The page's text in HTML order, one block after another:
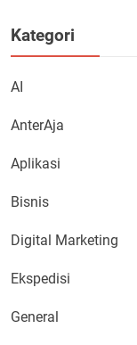
Kategori
AI
AnterAja
Aplikasi
Bisnis
Digital Marketing
Ekspedisi
General